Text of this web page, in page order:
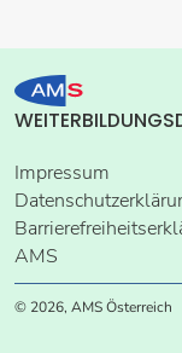
Impressum
AMS
© 2026, AMS Österreich